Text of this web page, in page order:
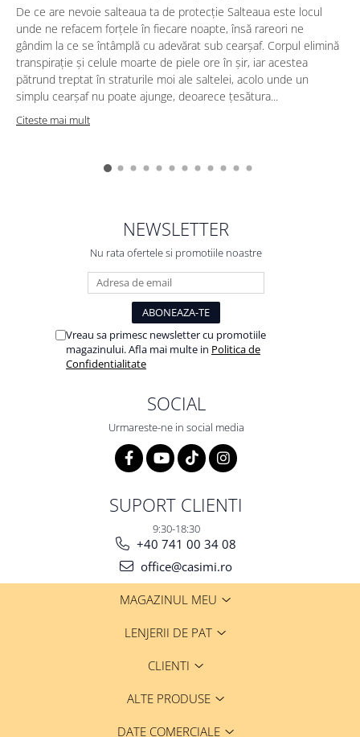
De ce are nevoie salteaua ta de protecție Salteaua este locul
unde ne refacem forțele în fiecare noapte, însă rareori ne
gândim la ce se întâmplă cu adevărat sub cearșaf. Corpul elimină
transpirație și celule moarte de piele ore în șir, iar acestea
pătrund treptat în straturile moi ale saltelei, acolo unde un
simplu cearșaf nu poate ajunge, deoarece țesătura...
Citeste mai mult
NEWSLETTER
Nu rata ofertele si promotiile noastre
Vreau sa primesc newsletter cu promotiile
magazinului. Afla mai multe in Politica de
Confidentialitate
SOCIAL
Urmareste-ne in social media
SUPORT CLIENTI
9:30-18:30
+40 741 00 34 08
office@casimi.ro
MAGAZINUL MEU
LENJERII DE PAT
CLIENTI
ALTE PRODUSE
DATE COMERCIALE